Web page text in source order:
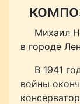
Михаил
в городе
В 1941
войны